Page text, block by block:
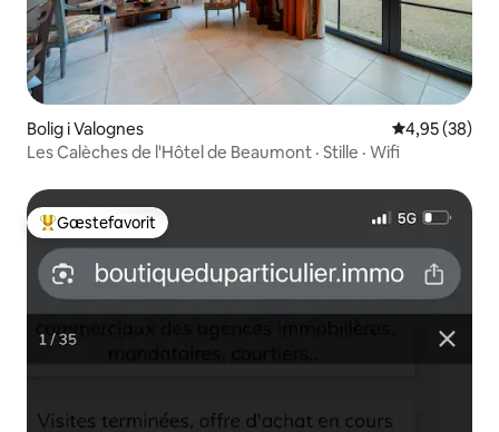
Bolig i Valognes 4,95 ud af 5 i
4,95 (38)
Les Calèches de l'Hôtel de Beaumont · Stille · Wifi
Bedste gæstefavorit
Gæstefavorit